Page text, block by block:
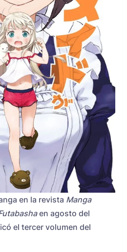
en la revista Manga
en agosto del
el tercer volumen del